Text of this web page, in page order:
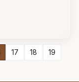
17 18
19